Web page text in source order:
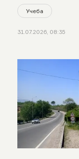
Учеба
31.07.2026, 08:35